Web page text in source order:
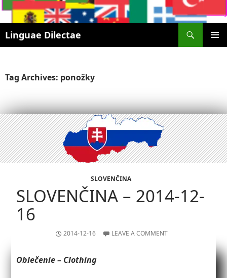
Linguae Dilectae
SKIP
Tag Archives: ponožky
SLOVENČINA
SLOVENČINA – 2014-12-
16
2014-12-16 LEAVE A COMMENT
Oblečenie – Clothing